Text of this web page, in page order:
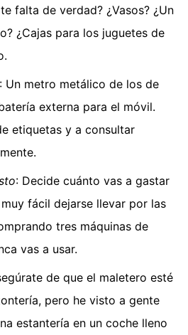
falta de verdad? ¿Vasos? ¿Un
¿Cajas para los juguetes de
: Un metro metálico de los de
externa para el móvil.
etiquetas y a consultar
: Decide cuánto vas a gastar
fácil dejarse llevar por las
tres máquinas de
vas a usar.
de que el maletero esté
pero he visto a gente
estantería en un coche lleno